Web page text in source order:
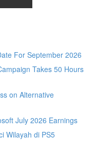
For September 2026
Takes 50 Hours
on Alternative
July 2026 Earnings
Wilayah di PS5